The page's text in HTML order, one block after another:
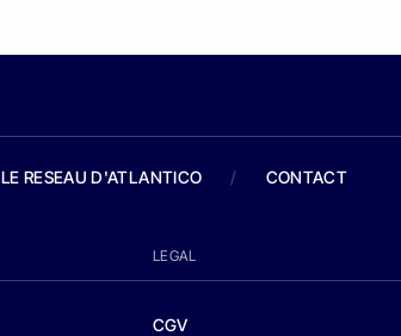
LE RESEAU D'ATLANTICO / CONTACT
LEGAL
CGV